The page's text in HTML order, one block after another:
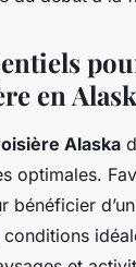
en
Alaska
optimales.
bénéficier
conditions